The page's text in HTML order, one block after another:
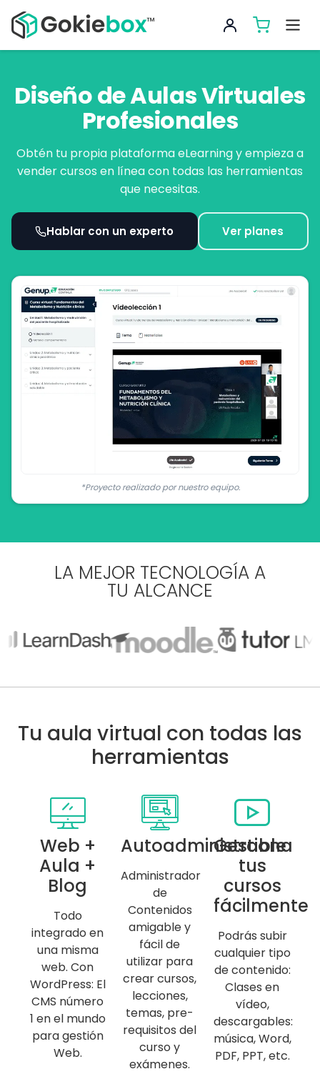
Diseño de Aulas Virtuales
Profesionales
Obtén tu propia plataforma eLearning y empieza a
vender cursos en línea con todas las herramientas
que necesitas.
Hablar con un experto Ver planes
*Proyecto realizado por nuestro equipo.
LA MEJOR TECNOLOGÍA A
TU ALCANCE
Tu aula virtual con todas las
herramientas
Web +
Aula +
Blog
Todo
integrado en
una misma
web. Con
WordPress: El
CMS número
1 en el mundo
para gestión
Web.
Autoadministrable
Administrador
de
Contenidos
amigable y
fácil de
utilizar para
crear cursos,
lecciones,
temas, pre-
requisitos del
curso y
exámenes.
Gestiona
tus
cursos
fácilmente
Podrás subir
cualquier tipo
de contenido:
Clases en
vídeo,
descargables:
música, Word,
PDF, PPT, etc.